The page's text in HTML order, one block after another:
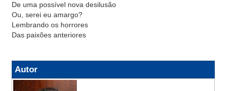
De uma possível nova desilusão
Ou, serei eu amargo?
Lembrando os horrores
Das paixões anteriores
Autor